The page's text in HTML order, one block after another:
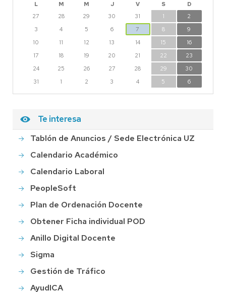
L M M J V S
D
27
28 29 30 31 1
2
3
4 5 6 7 8
9
10
11 12 13 14 15
16
17
18 19 20 21 22
23
24
25 26 27 28 29
30
31
1 2 3 4 5 6
Te interesa
Tablón de Anuncios / Sede Electrónica UZ
Calendario Académico
Calendario Laboral
PeopleSoft
Plan de Ordenación Docente
Obtener Ficha individual POD
Anillo Digital Docente
Sigma
Gestión de Tráfico
AyudICA